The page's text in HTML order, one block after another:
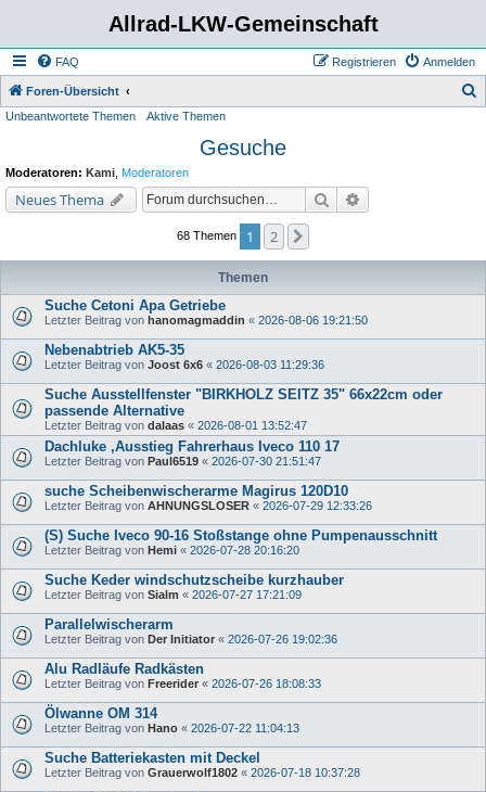
Allrad-LKW-Gemeinschaft
FAQ Anmelden
Registrieren
Foren-Übersicht
Unbeantwortete Themen Aktive Themen
Gesuche
Moderatoren: Kami Moderatoren
Neues Thema Suche
68 Themen 1 2
Themen
Suche Cetoni Apa Getriebe
Letzter Beitrag von hanomagmaddin « 2026-08-06 19:21:50
Nebenabtrieb AK5-35
Letzter Beitrag von Joost 6x6 « 2026-08-03 11:29:36
Suche Ausstellfenster "BIRKHOLZ SEITZ 35" 66x22cm oder
passende Alternative
Letzter Beitrag von dalaas « 2026-08-01 13:52:47
Dachluke ,Ausstieg Fahrerhaus Iveco 110 17
Letzter Beitrag von Paul6519 « 2026-07-30 21:51:47
suche Scheibenwischerarme Magirus 120D10
Letzter Beitrag von AHNUNGSLOSER « 2026-07-29 12:33:26
(S) Suche Iveco 90-16 Stoßstange ohne Pumpenausschnitt
Letzter Beitrag von Hemi « 2026-07-28 20:16:20
Suche Keder windschutzscheibe kurzhauber
Letzter Beitrag von Sialm « 2026-07-27 17:21:09
Parallelwischerarm
Letzter Beitrag von Der Initiator « 2026-07-26 19:02:36
Alu Radläufe Radkästen
Letzter Beitrag von Freerider « 2026-07-26 18:08:33
Ölwanne OM 314
Letzter Beitrag von Hano « 2026-07-22 11:04:13
Suche Batteriekasten mit Deckel
Letzter Beitrag von Grauerwolf1802 « 2026-07-18 10:37:28